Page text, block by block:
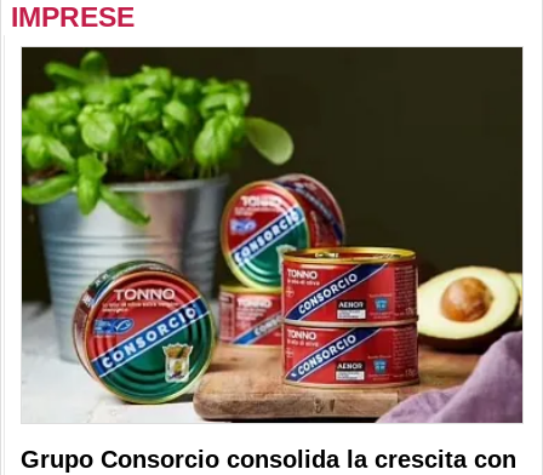
IMPRESE
Grupo Consorcio consolida la crescita con